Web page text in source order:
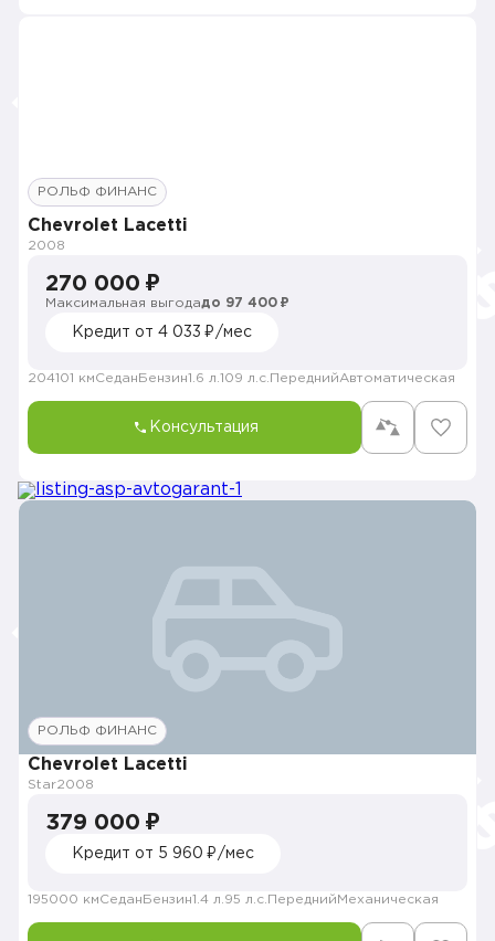
РОЛЬФ ФИНАНС
Chevrolet Lacetti
2008
270 000 ₽
Максимальная выгодадо 97 400 ₽
Кредит от 4 033 ₽/мес
204101 кмСедан Бензин1.6 л. 109 л.с. ПереднийАвтоматическая
Консультация
РОЛЬФ ФИНАНС
Chevrolet Lacetti
Star2008
379 000 ₽
Кредит от 5 960 ₽/мес
195000 кмСедан Бензин1.4 л. 95 л.с. Передний Механическая